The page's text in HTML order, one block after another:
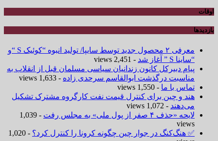
اوقات
بازدیدها
معرفی ۲ محصول جدید توسط سایپا/ تولید انبوه “کوئیک S “و
“ساینا S ” آغاز شد
- 2,451 views
پیام دبیرکل کانون زندانیان سیاسی مسلمان قبل از انقلاب به
مناسبت درگذشت ابوالقاسم سرحدی زاده - 1,633 views
تماس با ما - 1,550 views
هند و چین برای کنترل قیمت نفت کارگروه مشترک تشکیل
می‌دهند - 1,072 views
لایحه «حذف ۴ صفر از پول ملی» به مجلس رفت
- 1,039
views
✅ هنگ‌کنگ در جوار چین چگونه کرونا را کنترل کرد؟
- 1,020